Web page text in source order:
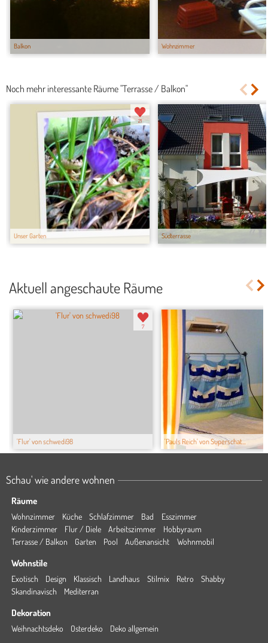
Balkon Wohnzimmer
Noch mehr interessante Räume "Terrasse / Balkon"
Unser Garten
21
Südterrasse
Aktuell angeschaute Räume
'Flur' von schwedi98
7
'Pauls Reich' von Superschat...
Schau' wie andere wohnen
Räume
Wohnzimmer Küche Schlafzimmer Bad
Esszimmer
Kinderzimmer
Flur / Diele Arbeitszimmer
Hobbyraum
Terrasse / Balkon
Garten Pool Außenansicht Wohnmobil
Wohnstile
Exotisch Design Klassisch Landhaus Stilmix Retro
Shabby
Skandinavisch
Mediterran
Dekoration
Weihnachtsdeko Osterdeko Deko allgemein